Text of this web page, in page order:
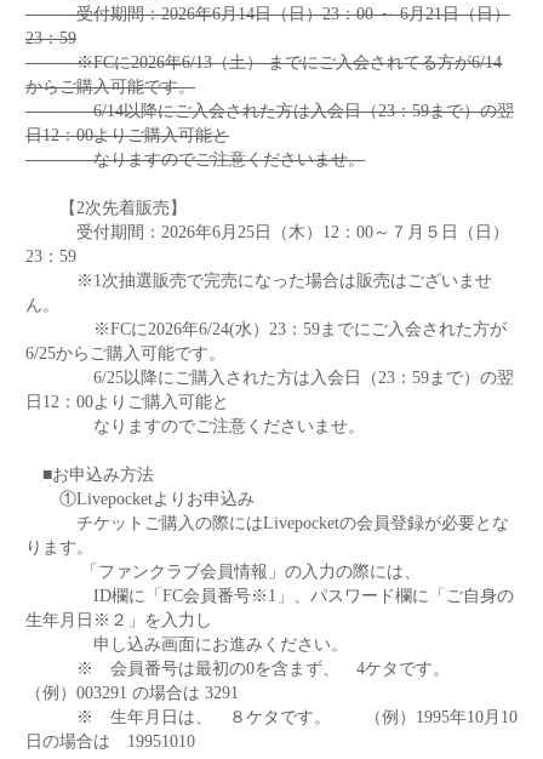
受付期間：2026年6月14日（日）23：00 ～ 6月21日（日）
23：59
※FCに2026年6/13（土） までにご入会されてる方が6/14
からご購入可能です。
6/14以降にご入会された方は入会日（23：59まで）の翌
日12：00よりご購入可能と
なりますのでご注意くださいませ。
【2次先着販売】
受付期間：2026年6月25日（木）12：00～７月５日（日）
23：59
※1次抽選販売で完売になった場合は販売はございませ
ん。
※FCに2026年6/24(水）23：59までにご入会された方が
6/25からご購入可能です。
6/25以降にご購入された方は入会日（23：59まで）の翌
日12：00よりご購入可能と
なりますのでご注意くださいませ。
■お申込み方法
①Livepocketよりお申込み
チケットご購入の際にはLivepocketの会員登録が必要とな
ります。
「ファンクラブ会員情報」の入力の際には、
ID欄に「FC会員番号※1」、パスワード欄に「ご自身の
生年月日※２」を入力し
申し込み画面にお進みください。
※ 会員番号は最初の0を含まず、 4ケタです。
（例）003291 の場合は 3291
※ 生年月日は、 ８ケタです。 （例）1995年10月10
日の場合は 19951010